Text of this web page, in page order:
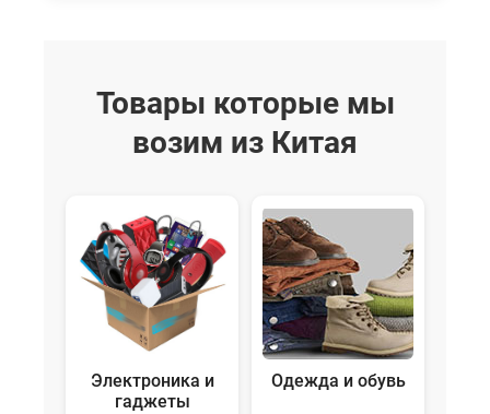
Товары которые мы
возим из Китая
Электроника и
гаджеты
Одежда и обувь